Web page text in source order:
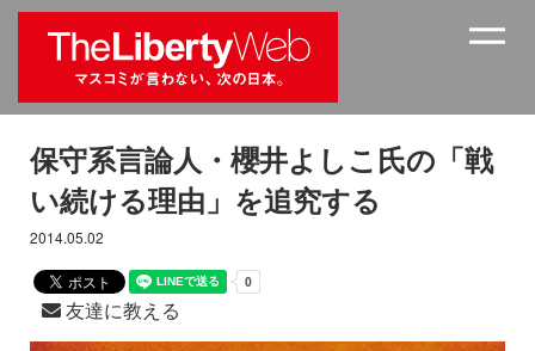
保守系言論人・櫻井よしこ氏の「戦
い続ける理由」を追究する
2014.05.02
友達に教える